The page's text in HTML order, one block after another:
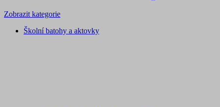
Zobrazit kategorie
Školní batohy a aktovky